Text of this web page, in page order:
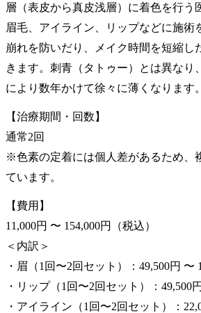
層（表皮から真皮浅層）に着色を行う
眉毛、アイライン、リップなどに施術
崩れを防いだり、メイク時間を短縮し
きます。刺青（タトゥー）とは異なり
により数年かけて徐々に薄くなります。
【治療期間・回数】
通常2回
※色素の定着には個人差があるため、
ています。
【費用】
11,000円 〜 154,000円（税込）
＜内訳＞
・眉（1回〜2回セット）：49,500円 〜
・リップ（1回〜2回セット）：49,500
・アイライン（1回〜2回セット）：